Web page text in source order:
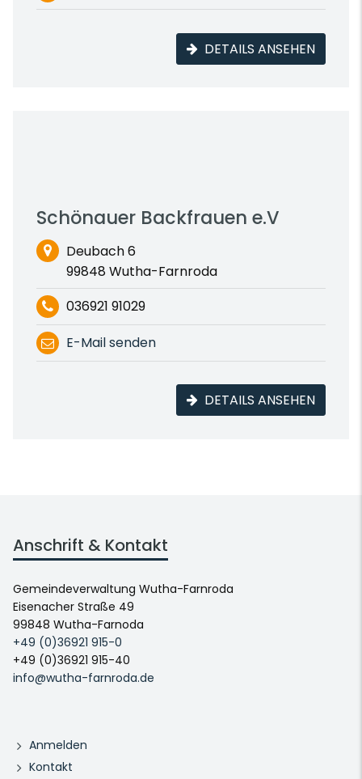
DETAILS ANSEHEN
Schönauer Backfrauen e.V
Deubach 6
99848 Wutha-Farnroda
036921 91029
E-Mail senden
DETAILS ANSEHEN
Anschrift & Kontakt
Gemeindeverwaltung Wutha-Farnroda
Eisenacher Straße 49
99848 Wutha-Farnoda
+49 (0)36921 915-0
+49 (0)36921 915-40
info@wutha-farnroda.de
Anmelden
Kontakt